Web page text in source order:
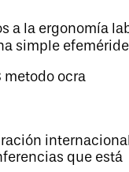
a la ergonomía
simple
que está